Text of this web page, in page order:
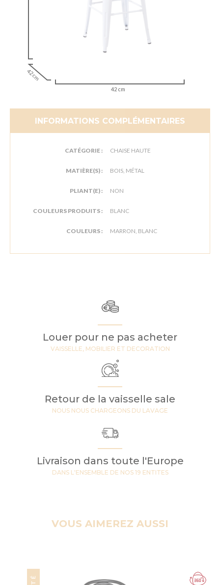
42 cm
42 cm
INFORMATIONS COMPLÉMENTAIRES
CATÉGORIE : CHAISE HAUTE
MATIÈRE(S) : BOIS, MÉTAL
PLIANT(E) : NON
COULEURS PRODUITS : BLANC
COULEURS : MARRON, BLANC
Louer pour ne pas acheter
VAISSELLE, MOBILIER ET DECORATION
Retour de la vaisselle sale
NOUS NOUS CHARGEONS DU LAVAGE
Livraison dans toute l'Europe
DANS L'ENSEMBLE DE NOS 19 ENTITES
VOUS AIMEREZ AUSSI